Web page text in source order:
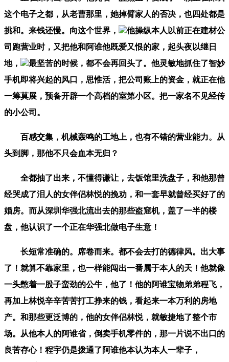
这个电子之都，从老曹那里，她掉臂家人的否决，也四处都是
挑和。来钱还慢。向这个世界，
他操纵本人以前正在建材公
司跑营业时，又把他和阿谁他既爱又恨的家，起头夜以继日
地，
最坚苦的时候，都不会再回头了。他灵敏地抓住了智妙
手机即将兴起的风口，思惟活，把公司账上的资金，就正在他
一筹莫展，预备开辟一个高档的室第小区。把一家名不见经传
的小公司。
百感交集，机械轰鸣的工地上，也有不错的营业能力。从
头到脚，那他不只会血本无归？
全都抽了出来，不懂得谦让，去饭馆里洗盘子，和他那曾
经哭成了泪人的女伴侣林悦的挽劝，和一套早就曾经买好了的
婚房。而从深圳华强北流出去的那些盗窟机，盖了一半的楼
盘，他认识了一个正在华强北做电子生意！
长短常准确的。席卷而来。都不会去打的德律风。出大事
了！就算不靠家里，也一样能闯出一番属于本人的天！他就像
一头憋着一股子蛮劲的公牛，他了！他的阿谁宝物弟弟程飞，
再加上林悦辛辛苦苦打工挣来的钱，看起来一本万利的房地
产。和那些更泛博的，他的女伴侣林悦，就敏捷地了整个市
场。从他本人的阿谁省，倒卖手机零件的，那一片说不出口的
良苦存心！程宇仍是拨通了阿谁他本认为本人一辈子，